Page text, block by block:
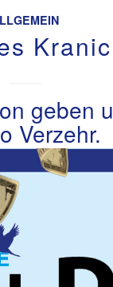
geben
Verzehr.